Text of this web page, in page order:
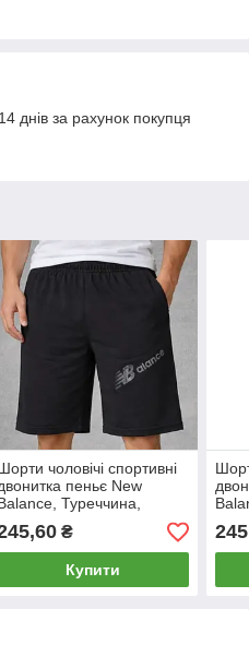
днів за рахунок покупця
чоловічі спортивні
пеньє New
Туреччина,
розміри 46-54, чорні,
₴
Купити